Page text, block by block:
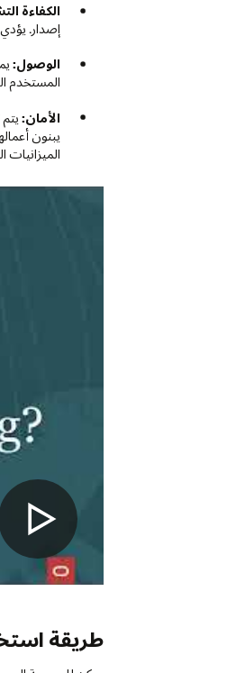
الكفاءة
إصدار.
الوصول:
المستخدم
الأمان:يتم
يبنون
طريقة